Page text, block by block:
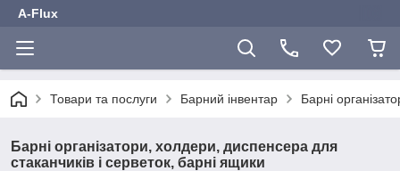
A-Flux
Товари та послуги Барний інвентар Барні
Барні організатори, холдери, диспенсера для
стаканчиків і серветок, барні ящики